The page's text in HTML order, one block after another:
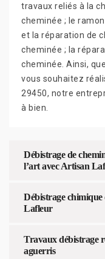
travaux reliés à la
cheminée ; le
et la réparation de
cheminée ; la
cheminée. Ainsi,
vous souhaitez
29450, notre
à bien.
Débistrage de
l’art avec Artisan
Débistrage chimique
Lafleur
Travaux débistrage
aguerris